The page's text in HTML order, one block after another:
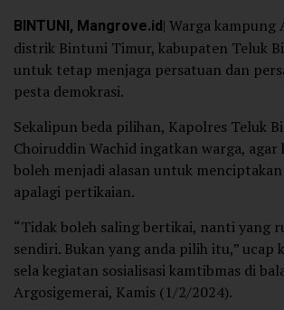
BINTUNI, Mangrove.id| Warga kampung
distrik Bintuni Timur, kabupaten Teluk
untuk tetap menjaga persatuan dan
pesta demokrasi.
Sekalipun beda pilihan, Kapolres Teluk
Choiruddin Wachid ingatkan warga,
boleh menjadi alasan untuk
apalagi pertikaian.
“Tidak boleh saling bertikai, nanti yang
sendiri. Bukan yang anda pilih itu,” ucap
sela kegiatan sosialisasi kamtibmas di
Argosigemerai, Kamis (1/2/2024).